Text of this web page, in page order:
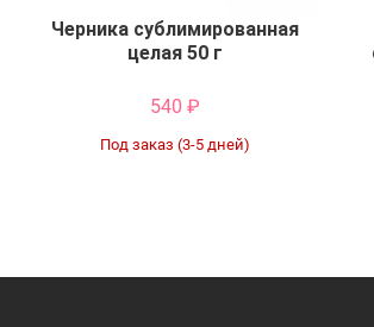
Черника сублимированная
целая 50 г
540 ₽
Под заказ (3-5 дней)